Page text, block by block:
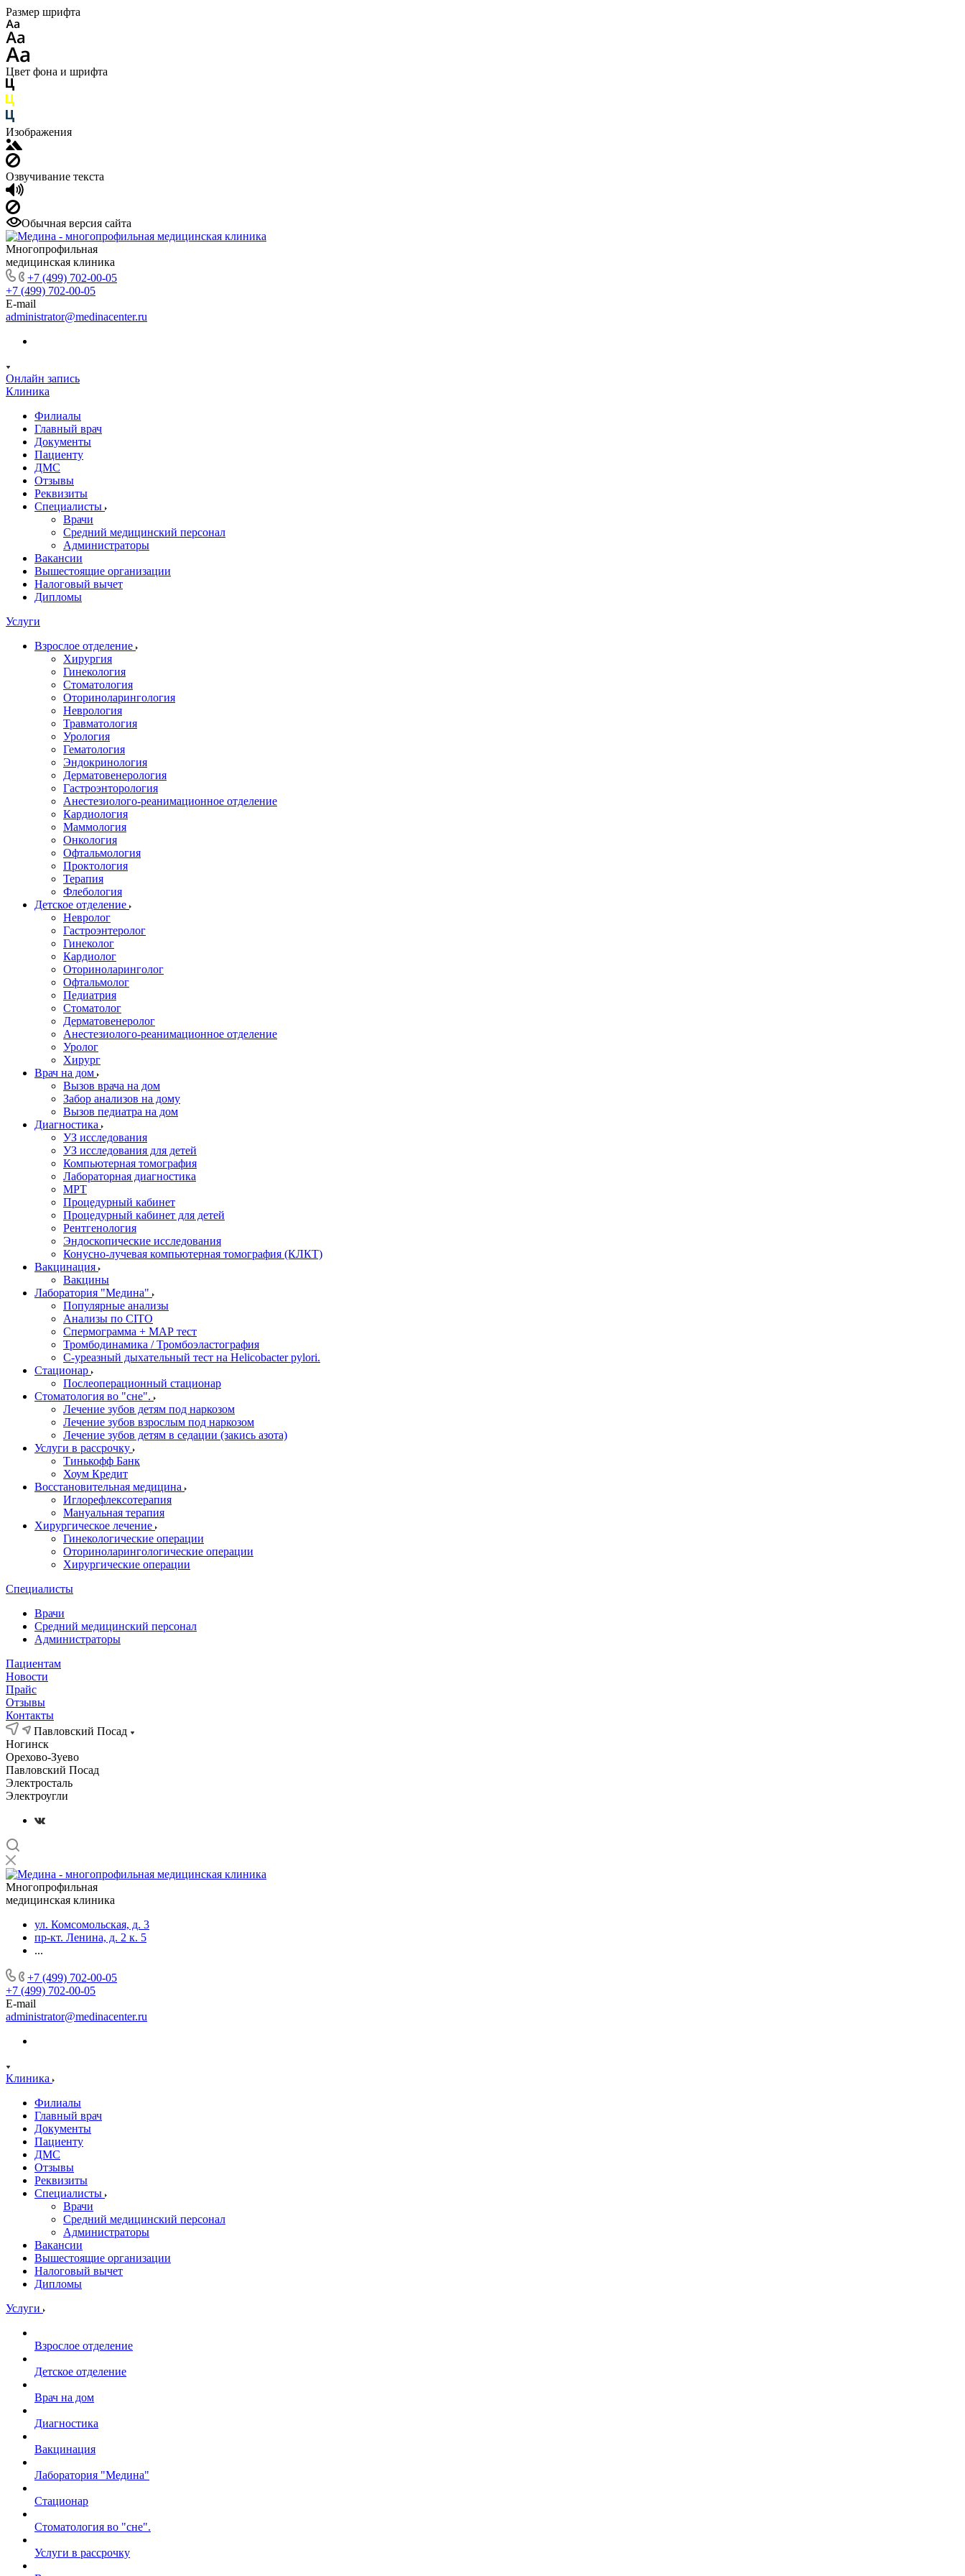
Размер шрифта
Цвет фона и шрифта
Изображения
Озвучивание текста
Обычная версия сайта
Многопрофильная
медицинская клиника
+7 (499) 702-00-05
+7 (499) 702-00-05
E-mail
administrator@medinacenter.ru
Онлайн запись
Клиника
Филиалы
Главный врач
Документы
Пациенту
ДМС
Отзывы
Реквизиты
Специалисты
Врачи
Средний медицинский персонал
Администраторы
Вакансии
Вышестоящие организации
Налоговый вычет
Дипломы
Услуги
Взрослое отделение
Хирургия
Гинекология
Стоматология
Оториноларингология
Неврология
Травматология
Урология
Гематология
Эндокринология
Дерматовенерология
Гастроэнторология
Анестезиолого-реанимационное отделение
Кардиология
Маммология
Онкология
Офтальмология
Проктология
Терапия
Флебология
Детское отделение
Невролог
Гастроэнтеролог
Гинеколог
Кардиолог
Оториноларинголог
Офтальмолог
Педиатрия
Стоматолог
Дерматовенеролог
Анестезиолого-реанимационное отделение
Уролог
Хирург
Врач на дом
Вызов врача на дом
Забор анализов на дому
Вызов педиатра на дом
Диагностика
УЗ исследования
УЗ исследования для детей
Компьютерная томография
Лабораторная диагностика
МРТ
Процедурный кабинет
Процедурный кабинет для детей
Рентгенология
Эндоскопические исследования
Конусно-лучевая компьютерная томография (КЛКТ)
Вакцинация
Вакцины
Лаборатория "Медина"
Популярные анализы
Анализы по CITO
Спермограмма + МАР тест
Тромбодинамика / Тромбоэластография
С-уреазный дыхательный тест на Helicobacter pylori.
Стационар
Послеоперационный стационар
Стоматология во "сне".
Лечение зубов детям под наркозом
Лечение зубов взрослым под наркозом
Лечение зубов детям в седации (закись азота)
Услуги в рассрочку
Тинькофф Банк
Хоум Кредит
Восстановительная медицина
Иглорефлексотерапия
Мануальная терапия
Хирургическое лечение
Гинекологические операции
Оториноларингологические операции
Хирургические операции
Специалисты
Врачи
Средний медицинский персонал
Администраторы
Пациентам
Новости
Прайс
Отзывы
Контакты
Павловский Посад
Ногинск
Орехово-Зуево
Павловский Посад
Электросталь
Электроугли
Многопрофильная
медицинская клиника
ул. Комсомольская, д. 3
пр-кт. Ленина, д. 2 к. 5
...
+7 (499) 702-00-05
+7 (499) 702-00-05
E-mail
administrator@medinacenter.ru
Клиника
Филиалы
Главный врач
Документы
Пациенту
ДМС
Отзывы
Реквизиты
Специалисты
Врачи
Средний медицинский персонал
Администраторы
Вакансии
Вышестоящие организации
Налоговый вычет
Дипломы
Услуги
Взрослое отделение
Детское отделение
Врач на дом
Диагностика
Вакцинация
Лаборатория "Медина"
Стационар
Стоматология во "сне".
Услуги в рассрочку